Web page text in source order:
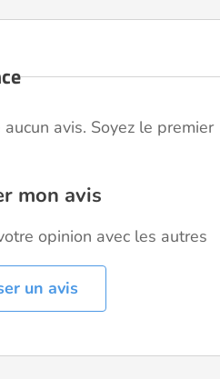
avis. Soyez le premier
mon avis
opinion avec les autres
un avis